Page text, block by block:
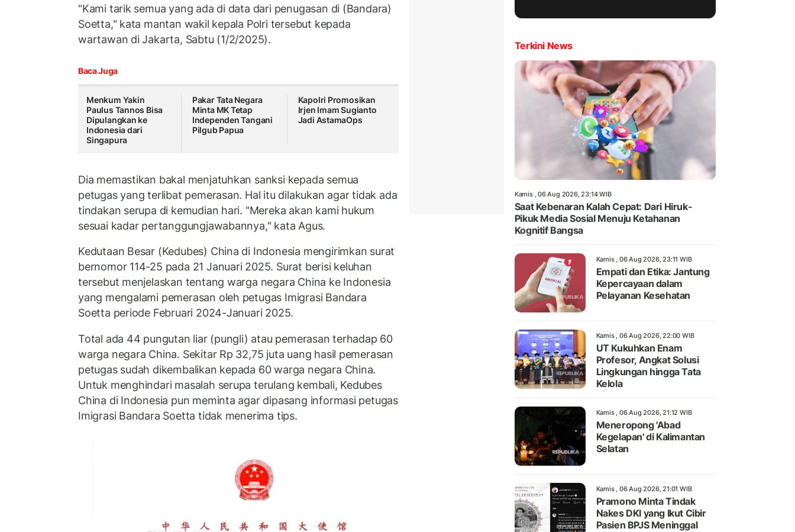
"Kami tarik semua yang ada di data dari penugasan di (Bandara)
Soetta," kata mantan wakil kepala Polri tersebut kepada
wartawan di Jakarta, Sabtu (1/2/2025).
Baca Juga
Menkum Yakin
Paulus Tannos Bisa
Dipulangkan ke
Indonesia dari
Singapura
Pakar Tata Negara
Minta MK Tetap
Independen Tangani
Pilgub Papua
Kapolri Promosikan
Irjen Imam Sugianto
Jadi AstamaOps
Dia memastikan bakal menjatuhkan sanksi kepada semua
petugas yang terlibat pemerasan. Hal itu dilakukan agar tidak ada
tindakan serupa di kemudian hari. "Mereka akan kami hukum
sesuai kadar pertanggungjawabannya," kata Agus.
Kedutaan Besar (Kedubes) China di Indonesia mengirimkan surat
bernomor 114-25 pada 21 Januari 2025. Surat berisi keluhan
tersebut menjelaskan tentang warga negara China ke Indonesia
yang mengalami pemerasan oleh petugas Imigrasi Bandara
Soetta periode Februari 2024-Januari 2025.
Total ada 44 pungutan liar (pungli) atau pemerasan terhadap 60
warga negara China. Sekitar Rp 32,75 juta uang hasil pemerasan
petugas sudah dikembalikan kepada 60 warga negara China.
Untuk menghindari masalah serupa terulang kembali, Kedubes
China di Indonesia pun meminta agar dipasang informasi petugas
Imigrasi Bandara Soetta tidak menerima tips.
Terkini News
Kamis , 06 Aug 2026, 23:14 WIB
Saat Kebenaran Kalah Cepat: Dari Hiruk-
Pikuk Media Sosial Menuju Ketahanan
Kognitif Bangsa
Kamis , 06 Aug 2026, 23:11 WIB
Empati dan Etika: Jantung
Kepercayaan dalam
Pelayanan Kesehatan
Kamis , 06 Aug 2026, 22:00 WIB
UT Kukuhkan Enam
Profesor, Angkat Solusi
Lingkungan hingga Tata
Kelola
Kamis , 06 Aug 2026, 21:12 WIB
Meneropong 'Abad
Kegelapan' di Kalimantan
Selatan
Kamis , 06 Aug 2026, 21:01 WIB
Pramono Minta Tindak
Nakes DKI yang Ikut Cibir
Pasien BPJS Meninggal